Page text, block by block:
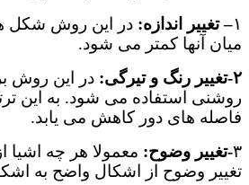
۱–تغییر اندازه: در این روش شکل
میان آنها کمتر می شود.
۲-تغییر رنگ و تیرگی:
در این روش
روشنی استفاده می شود. به این
فاصله های دور کاهش می یابد.
۳-تغییر وضوح: معمولا هر چه
تغییر وضوح از اشکال واضح به